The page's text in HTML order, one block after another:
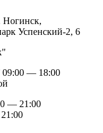
Ногинск,
Успенский-2, 6
— 18:00
— 21:00